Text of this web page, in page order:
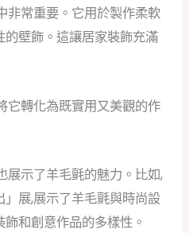
非常重要。它用於製作柔軟
壁飾。這讓居家裝飾充滿
它轉化為既實用又美觀的作
展示了羊毛氈的魅力。比如,
展,展示了羊毛氈與時尚設
和創意作品的多樣性。